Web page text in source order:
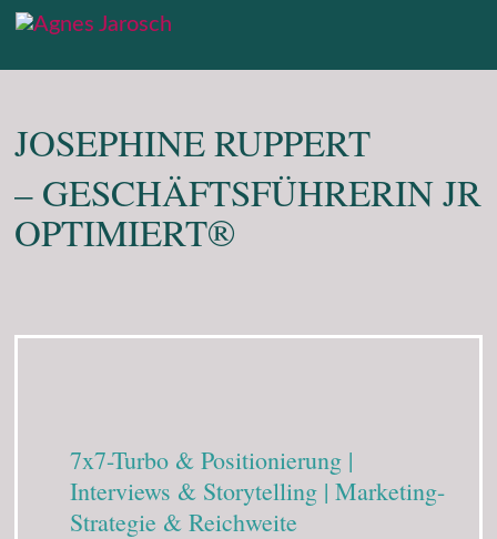
JOSEPHINE RUPPERT
– GESCHÄFTSFÜHRERIN JR
OPTIMIERT®
7x7-Turbo & Positionierung |
Interviews & Storytelling | Marketing-
Strategie & Reichweite